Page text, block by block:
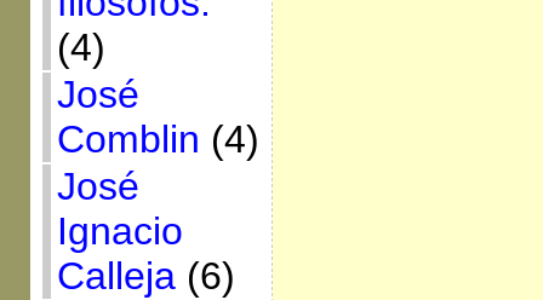
(4)
José
Comblin (4)
José
Ignacio
Calleja(6)